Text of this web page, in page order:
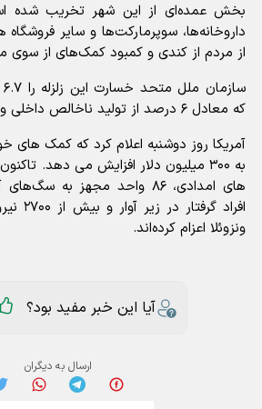
بخش عمده‌ای از این شهر تخریب شده
داروخانه‌ها، سوپرمارکت‌ها و سایر
از مردم از کندی و کمبود کمک‌های از سوی
که معادل ۶ درصد از تولید ناخالص داخلی ونزوئلا می شود.
های امدادی، ۸۶ واحد مجهز به
افراد
ونزوئلا اعزام کرده‌اند.
آیا این خبر مفید بود؟
ارسال به دیگران